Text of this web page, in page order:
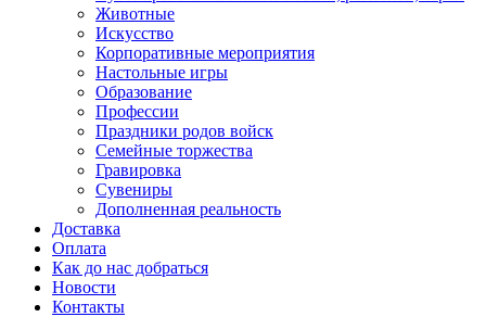
Животные
Искусство
Корпоративные мероприятия
Настольные игры
Образование
Профессии
Праздники родов войск
Семейные торжества
Гравировка
Сувениры
Дополненная реальность
Доставка
Оплата
Как до нас добраться
Новости
Контакты